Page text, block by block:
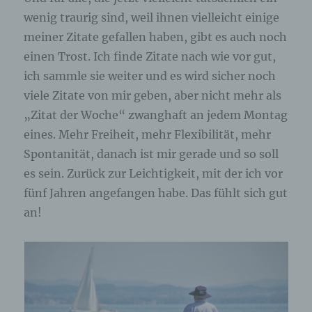
wenig traurig sind, weil ihnen vielleicht einige
meiner Zitate gefallen haben, gibt es auch noch
einen Trost. Ich finde Zitate nach wie vor gut,
ich sammle sie weiter und es wird sicher noch
viele Zitate von mir geben, aber nicht mehr als
„Zitat der Woche“ zwanghaft an jedem Montag
eines. Mehr Freiheit, mehr Flexibilität, mehr
Spontanität, danach ist mir gerade und so soll
es sein. Zurück zur Leichtigkeit, mit der ich vor
fünf Jahren angefangen habe. Das fühlt sich gut
an!
Erfassung von allgemeinen Daten und
Informationen
Die Internetseite erfasst mit jedem Aufruf der
Internetseite durch eine betroffene Person oder ein
automatisiertes System eine Reihe von
allgemeinen Daten und Informationen werden in
den Logfiles des Servers gespeichert. Erfasst
werden können die (1) verwendeten Browsertypen
und Versionen, (2) das vom zugreifenden System
verwendete Betriebssystem, (3) die Internetseite,
von welcher ein zugreifendes System auf unsere
Internetseite gelangt (sogenannte Referrer), (4) die
Unterwebseiten, welche über ein zugreifendes
System auf unserer Internetseite angesteuert
werden, (5) das Datum und die Uhrzeit eines
unsere informationstechnologischen Systeme